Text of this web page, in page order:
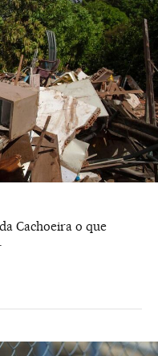
Cachoeira o que